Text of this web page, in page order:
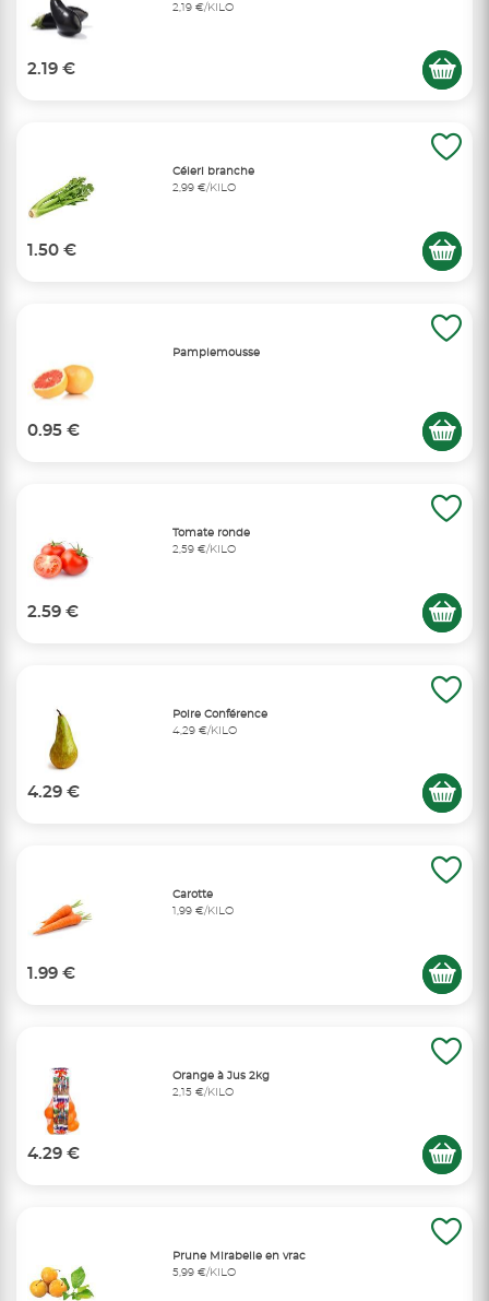
2,19 €/KILO
2.19 €
Céleri branche
2,99 €/KILO
1.50 €
Pamplemousse
0.95 €
Tomate ronde
2,59 €/KILO
2.59 €
Poire Conférence
4,29 €/KILO
4.29 €
Carotte
1,99 €/KILO
1.99 €
Orange à Jus 2kg
2,15 €/KILO
4.29 €
Prune Mirabelle en vrac
5,99 €/KILO